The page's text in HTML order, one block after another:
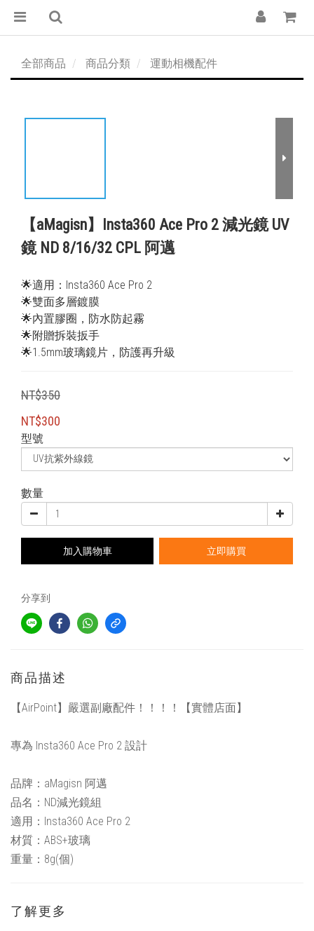
全部商品 商品分類 運動相機配件
【aMagisn】Insta360 Ace Pro 2 減光鏡 UV
鏡 ND 8/16/32 CPL 阿邁
🌟適用：Insta360 Ace Pro 2
🌟雙面多層鍍膜
🌟內置膠圈，防水防起霧
🌟附贈拆裝扳手
🌟1.5mm玻璃鏡片，防護再升級
NT$350
NT$300
型號
數量
加入購物車 立即購買
分享到
商品描述
【AirPoint】嚴選副廠配件！！！！【實體店面】
專為 Insta360 Ace Pro 2 設計
品牌：aMagisn 阿邁
品名：ND減光鏡組
適用：Insta360 Ace Pro 2
材質：ABS+玻璃
重量：8g(個)
了解更多